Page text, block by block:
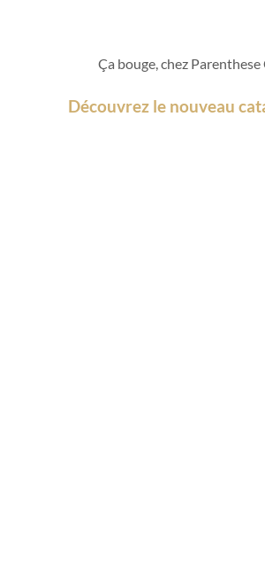
Ça bouge, chez Parenthese
Découvrez le nouveau